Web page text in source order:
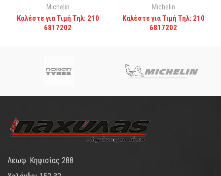
Michelin
Καλέστε για Τιμή Τηλ: 210
6817202
Michelin
Καλέστε για Τιμή Τηλ: 210
6817202
Λεωφ. Κηφισίας 288